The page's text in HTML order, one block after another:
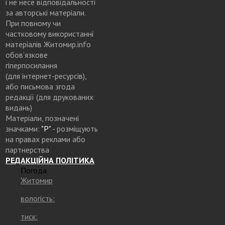
за авторські матеріали.
При повному чи
частковому використанні
матеріалів Житомир.info
обов’язкове
гіперпосилання
(для інтернет-ресурсів),
або письмова згода
редакції (для друкованих
видань)
Матеріали, позначені
значками: "Р"- розміщують
на правах реклами або
партнерства
РЕДАКЦІЙНА ПОЛІТИКА
Погода
Житомир
вологість:
тиск: